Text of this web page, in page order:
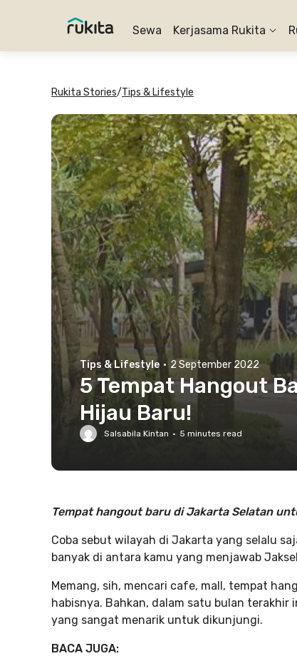
Sewa Kerjasama Rukita
Rukita Stories/Tips & Lifestyle
Tips & Lifestyle · 2 September 2022
5 Tempat Hangout
Hijau Baru!
Salsabila Kintan · 5 minutes read
Tempat hangout baru di Jakarta Selatan
Coba sebut wilayah di Jakarta yang selalu
banyak di antara kamu yang menjawab
Memang, sih, mencari cafe, mall, tempat
habisnya. Bahkan, dalam satu bulan
yang sangat menarik untuk dikunjungi.
BACA JUGA: